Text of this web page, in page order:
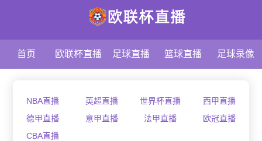
首页 欧联杯直播 足球直播 篮球直播 足球录像
NBA直播 英超直播 世界杯直播
西甲直播
德甲直播
意甲直播 法甲直播
欧冠直播
CBA直播